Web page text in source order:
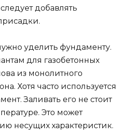
добавлять
уделить фундаменту.
для газобетонных
из монолитного
Хотя часто используется
Заливать его не стоит
Это может
несущих характеристик.